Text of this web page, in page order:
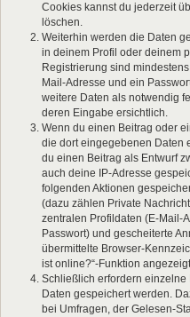
Cookies kannst du jederzeit
löschen.
Weiterhin werden die Daten
in deinem Profil oder deinem
Registrierung sind
Mail-Adresse und ein
weitere Daten als notwendig
deren Eingabe ersichtlich.
Wenn du einen Beitrag oder
die dort eingegebenen Daten
du einen Beitrag als Entwurf
auch deine IP-Adresse
folgenden Aktionen
(dazu zählen Private
zentralen Profildaten (E-Mail-
Passwort) und gescheiterte
übermittelte Browser-
ist online?“-Funktion
Schließlich erfordern einzelne
Daten gespeichert werden.
bei Umfragen, der Gelesen-